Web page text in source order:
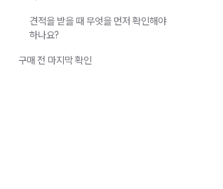
견적을 받을 때 무엇을 먼저 확인해야
하나요?
구매 전 마지막 확인